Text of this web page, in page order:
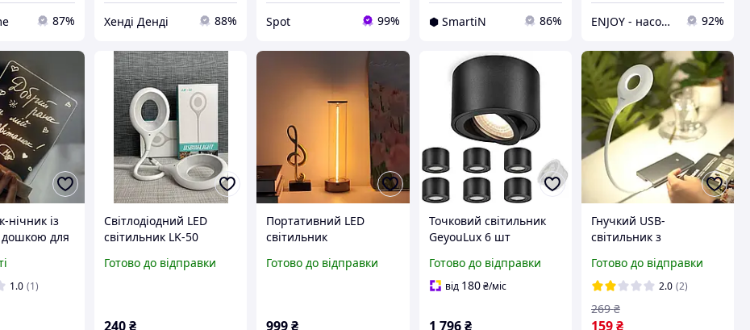
87% Хенді Денді 88% Spot 99% ⬢ SmartiN 86% ENJOY - насолоджуйтесь покупками разом з нами! 92%
нічник із
для
USB,
1.0 (1)
Світлодіодний LED
світильник LK-50
Готово до відправки
240₴
Портативний LED
світильник
3-5Вт настільна лампа,
10 годин
Готово до відправки
999₴
Точковий світильник
GeyouLux 6 шт
освітлення в інтер'єрі
білий нейтральний 5
Готово до відправки
від 180 ₴/міс
1 796 ₴
Гнучкий USB-
світильник з
LED, 5 Вт, Білий, Лампа-
світильник, Led лампа,
Селфі лампа
Готово до відправки
2.0 (2)
159₴
269 ₴